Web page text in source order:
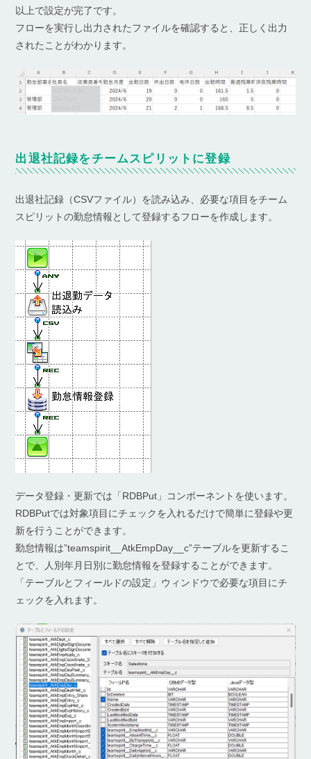
以上で設定が完了です。
フローを実行し出力されたファイルを確認すると、正しく出力
されたことがわかります。
出退社記録をチームスピリットに登録
出退社記録（CSVファイル）を読み込み、必要な項目をチーム
スピリットの勤怠情報として登録するフローを作成します。
データ登録・更新では「RDBPut」コンポーネントを使います。
RDBPutでは対象項目にチェックを入れるだけで簡単に登録や更
新を行うことができます。
勤怠情報は”teamspirit__AtkEmpDay__c”テーブルを更新するこ
とで、人別年月日別に勤怠情報を登録することができます。
「テーブルとフィールドの設定」ウィンドウで必要な項目にチ
ェックを入れます。